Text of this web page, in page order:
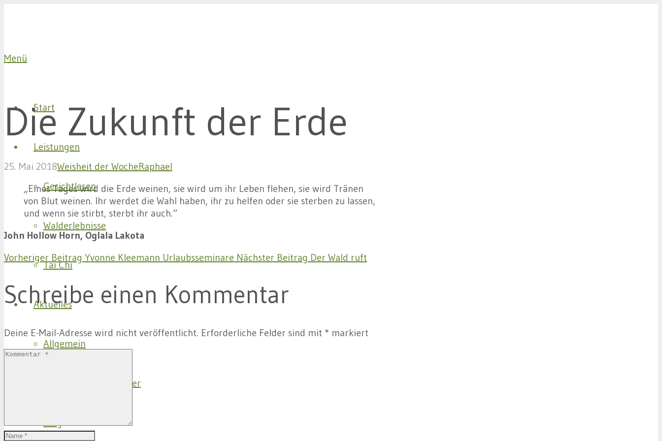
Menü
Start
Leistungen
Gesichtlesen
Walderlebnisse
Tai Chi
Aktuelles
Allgemein
Info für Tai Chi Schüler
Blog
Die Zukunft der Erde
25. Mai 2018Weisheit der WocheRaphael
„Eines Tages wird die Erde weinen, sie wird um ihr Leben flehen, sie wird Tränen
von Blut weinen. Ihr werdet die Wahl haben, ihr zu helfen oder sie sterben zu lassen,
und wenn sie stirbt, sterbt ihr auch.“
John Hollow Horn, Oglala Lakota
Vorheriger Beitrag Yvonne Kleemann Urlaubsseminare Nächster Beitrag Der Wald ruft
Schreibe einen Kommentar
Deine E-Mail-Adresse wird nicht veröffentlicht. Erforderliche Felder sind mit * markiert